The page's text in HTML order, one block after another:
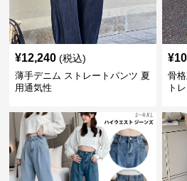
¥12,240 (税込)
薄手デニム ストレートパンツ 夏
用通気性
¥
骨
ト